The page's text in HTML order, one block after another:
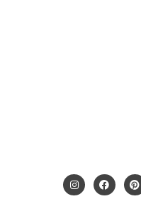
I
n
s
F
a
c
P
i
n